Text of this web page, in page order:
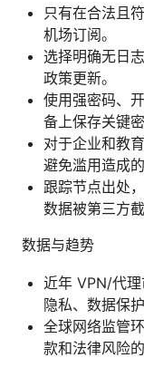
只有在合法且
机场订阅。
选择明确无日
政策更新。
使用强密码、
备上保存关键
对于企业和教
避免滥用造成
跟踪节点出处
数据被第三方截
数据与趋势
近年 VPN/代
隐私、数据保
全球网络监管
款和法律风险的